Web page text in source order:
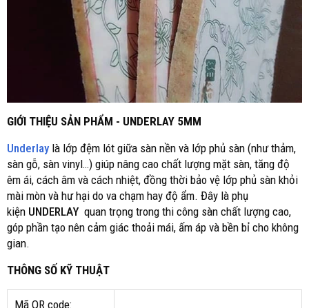
GIỚI THIỆU SẢN PHẨM - UNDERLAY 5MM
Underlay là lớp đệm lót giữa sàn nền và lớp phủ sàn (như thảm,
sàn gỗ, sàn vinyl…) giúp nâng cao chất lượng mặt sàn, tăng độ
êm ái, cách âm và cách nhiệt, đồng thời bảo vệ lớp phủ sàn khỏi
mài mòn và hư hại do va chạm hay độ ẩm. Đây là phụ
kiện UNDERLAY quan trọng trong thi công sàn chất lượng cao,
góp phần tạo nên cảm giác thoải mái, ấm áp và bền bỉ cho không
gian.
THÔNG SỐ KỸ THUẬT
Mã QR code: